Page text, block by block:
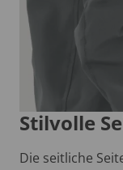
Stilvolle
Die seitliche